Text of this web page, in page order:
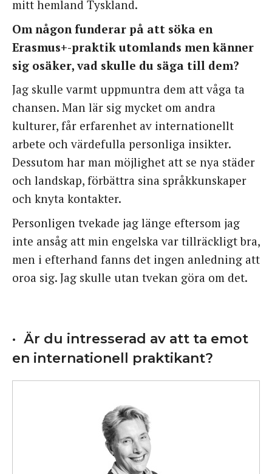
mitt hemland Tyskland.
Om någon funderar på att söka en
Erasmus+-praktik utomlands men känner
sig osäker, vad skulle du säga till dem?
Jag skulle varmt uppmuntra dem att våga ta
chansen. Man lär sig mycket om andra
kulturer, får erfarenhet av internationellt
arbete och värdefulla personliga insikter.
Dessutom har man möjlighet att se nya städer
och landskap, förbättra sina språkkunskaper
och knyta kontakter.
Personligen tvekade jag länge eftersom jag
inte ansåg att min engelska var tillräckligt bra,
men i efterhand fanns det ingen anledning att
oroa sig. Jag skulle utan tvekan göra om det.
Är du intresserad av att ta emot
en internationell praktikant?